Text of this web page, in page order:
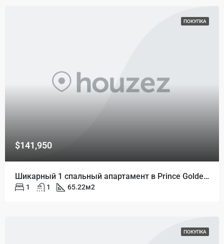
ПОКУПКА
$141,950
Шикарный 1 спальный апартамент в Prince Golden Bay
1 1 65.22м2
ПОКУПКА